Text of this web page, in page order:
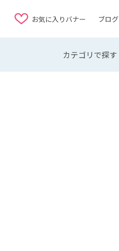
お気に入りバナー ブログ
カテゴリで探す